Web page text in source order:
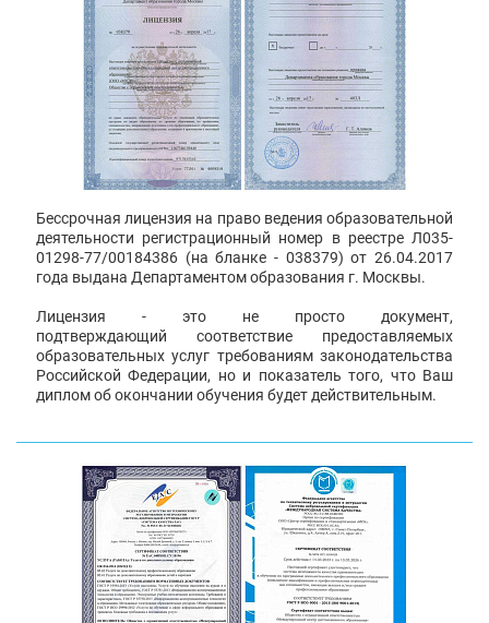
Бессрочная лицензия на право ведения образовательной
деятельности регистрационный номер в реестре Л035-
01298-77/00184386 (на бланке - 038379) от 26.04.2017
года выдана Департаментом образования г. Москвы.
Лицензия - это не просто документ,
подтверждающий соответствие предоставляемых
образовательных услуг требованиям законодательства
Российской Федерации, но и показатель того, что Ваш
диплом об окончании обучения будет действительным.